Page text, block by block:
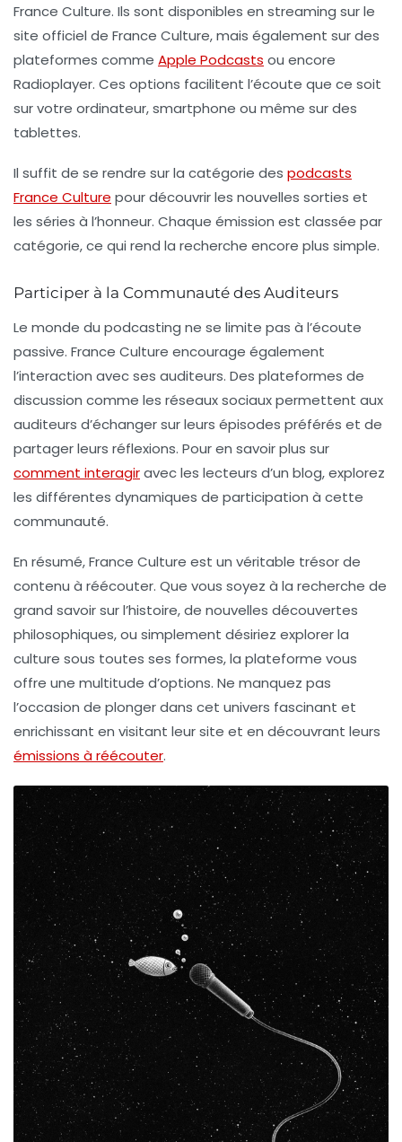
France Culture. Ils sont disponibles en streaming sur le
site officiel de France Culture, mais également sur des
plateformes comme Apple Podcasts ou encore
Radioplayer. Ces options facilitent l’écoute que ce soit
sur votre ordinateur, smartphone ou même sur des
tablettes.
Il suffit de se rendre sur la catégorie des podcasts
France Culture pour découvrir les nouvelles sorties et
les séries à l’honneur. Chaque émission est classée par
catégorie, ce qui rend la recherche encore plus simple.
Participer à la Communauté des Auditeurs
Le monde du podcasting ne se limite pas à l’écoute
passive. France Culture encourage également
l’interaction avec ses auditeurs. Des plateformes de
discussion comme les réseaux sociaux permettent aux
auditeurs d’échanger sur leurs épisodes préférés et de
partager leurs réflexions. Pour en savoir plus sur
comment interagiravec les lecteurs d’un blog, explorez
les différentes dynamiques de participation à cette
communauté.
En résumé, France Culture est un véritable trésor de
contenu à réécouter. Que vous soyez à la recherche de
grand savoirsur l’histoire, de nouvelles découvertes
philosophiques, ou simplement désiriez explorer la
culture sous toutes ses formes, la plateforme vous
offre une multitude d’options. Ne manquez pas
l’occasion de plonger dans cet univers fascinant et
enrichissant en visitant leur site et en découvrant leurs
émissions à réécouter.